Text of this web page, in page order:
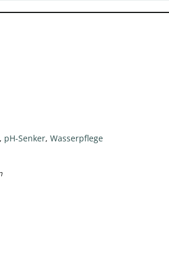
, pH-Senker, Wasserpflege